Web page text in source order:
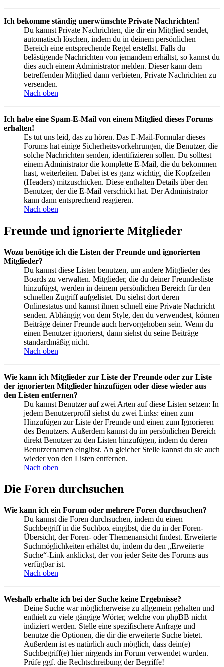
Ich bekomme ständig unerwünschte Private Nachrichten!
Du kannst Private Nachrichten, die dir ein Mitglied sendet,
automatisch löschen, indem du in deinem persönlichen
Bereich eine entsprechende Regel erstellst. Falls du
belästigende Nachrichten von jemandem erhältst, so kannst du
dies auch einem Administrator melden. Dieser kann dem
betreffenden Mitglied dann verbieten, Private Nachrichten zu
versenden.
Nach oben
Ich habe eine Spam-E-Mail von einem Mitglied dieses Forums
erhalten!
Es tut uns leid, das zu hören. Das E-Mail-Formular dieses
Forums hat einige Sicherheitsvorkehrungen, die Benutzer, die
solche Nachrichten senden, identifizieren sollen. Du solltest
einem Administrator die komplette E-Mail, die du bekommen
hast, weiterleiten. Dabei ist es ganz wichtig, die Kopfzeilen
(Headers) mitzuschicken. Diese enthalten Details über den
Benutzer, der die E-Mail verschickt hat. Der Administrator
kann dann entsprechend reagieren.
Nach oben
Freunde und ignorierte Mitglieder
Wozu benötige ich die Listen der Freunde und ignorierten
Mitglieder?
Du kannst diese Listen benutzen, um andere Mitglieder des
Boards zu verwalten. Mitglieder, die du deiner Freundesliste
hinzufügst, werden in deinem persönlichen Bereich für den
schnellen Zugriff aufgelistet. Du siehst dort deren
Onlinestatus und kannst ihnen schnell eine Private Nachricht
senden. Abhängig von dem Style, den du verwendest, können
Beiträge deiner Freunde auch hervorgehoben sein. Wenn du
einen Benutzer ignorierst, dann siehst du seine Beiträge
standardmäßig nicht.
Nach oben
Wie kann ich Mitglieder zur Liste der Freunde oder zur Liste
der ignorierten Mitglieder hinzufügen oder diese wieder aus
den Listen entfernen?
Du kannst Benutzer auf zwei Arten auf diese Listen setzen: In
jedem Benutzerprofil siehst du zwei Links: einen zum
Hinzufügen zur Liste der Freunde und einen zum Ignorieren
des Benutzers. Außerdem kannst du im persönlichen Bereich
direkt Benutzer zu den Listen hinzufügen, indem du deren
Benutzernamen eingibst. An gleicher Stelle kannst du sie auch
wieder von den Listen entfernen.
Nach oben
Die Foren durchsuchen
Wie kann ich ein Forum oder mehrere Foren durchsuchen?
Du kannst die Foren durchsuchen, indem du einen
Suchbegriff in die Suchbox eingibst, die du in der Foren-
Übersicht, der Foren- oder Themenansicht findest. Erweiterte
Suchmöglichkeiten erhältst du, indem du den „Erweiterte
Suche“-Link anklickst, der von jeder Seite des Forums aus
verfügbar ist.
Nach oben
Weshalb erhalte ich bei der Suche keine Ergebnisse?
Deine Suche war möglicherweise zu allgemein gehalten und
enthielt zu viele gängige Wörter, welche von phpBB nicht
indiziert werden. Stelle eine spezifischere Anfrage und
benutze die Optionen, die dir die erweiterte Suche bietet.
Außerdem ist es natürlich auch möglich, dass dein(e)
Suchbegriff(e) hier nirgends im Forum verwendet wurden.
Prüfe ggf. die Rechtschreibung der Begriffe!